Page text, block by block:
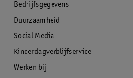
Bedrijfsgegevens
Duurzaamheid
Social Media
Kinderdagverblijfservice
Werken bij